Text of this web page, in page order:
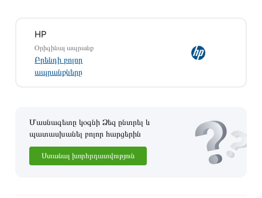
HP
Օրիգինալ ապրանք
Բրենդի բոլոր
ապրանքները
Մասնագետը կօգնի Ձեզ ընտրել և
պատասխանել բոլոր հարցերին
Ստանալ խորհրդատվություն